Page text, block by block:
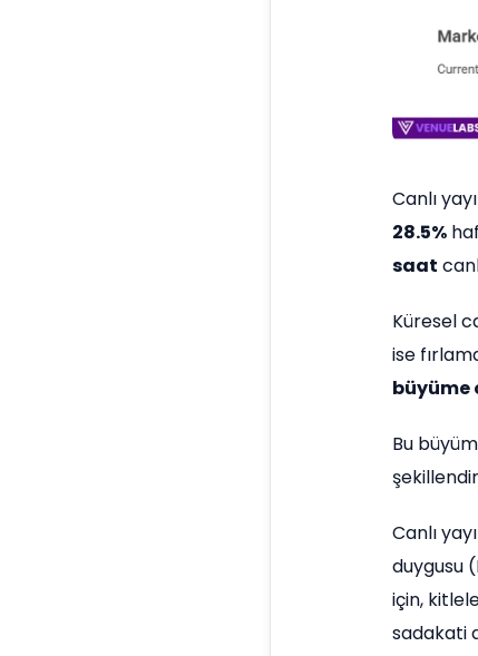
Canlı
28.5%
saat
Küresel
ise
büyüme
Bu
Canlı
duygusu
için,
sadakati